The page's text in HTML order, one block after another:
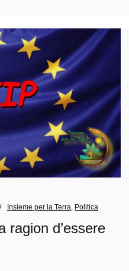
Insieme per la Terra Politica
ragion d’essere